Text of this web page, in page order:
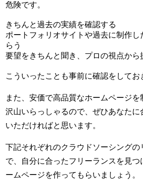
危険です。
きちんと過去の実績を確認する
ポートフォリオサイトや過去に制作し
らう
要望をきちんと聞き、プロの視点から
こういったことも事前に確認をしてお
また、安価で高品質なホームページを
沢山いらっしゃるので、ぜひあなたに
いただければと思います。
下記それぞれのクラウドソーシング
で、自分に合ったフリーランスを見つ
ームページを作ってもらいましょう。